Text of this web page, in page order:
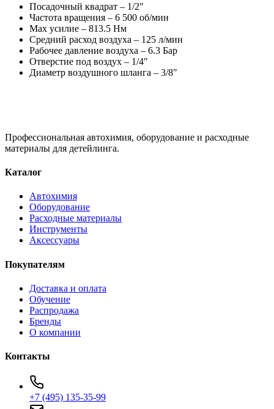
Посадочный квадрат – 1/2"
Частота вращения – 6 500 об/мин
Max усилие – 813.5 Hм
Средний расход воздуха – 125 л/мин
Рабочее давление воздуха – 6.3 Бар
Отверстие под воздух – 1/4"
Диаметр воздушного шланга – 3/8"
Профессиональная автохимия, оборудование и расходные
материалы для детейлинга.
Каталог
Автохимия
Оборудование
Расходные материалы
Инструменты
Аксессуары
Покупателям
Доставка и оплата
Обучение
Распродажа
Бренды
О компании
Контакты
+7 (495) 135-35-99